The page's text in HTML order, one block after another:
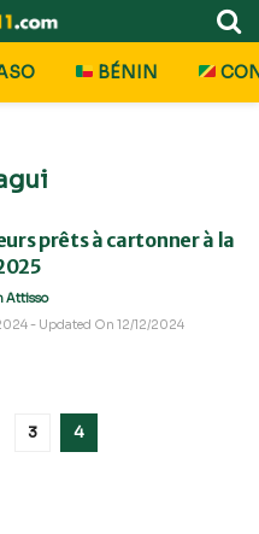
BÉNIN
prêts à cartonner à la
Attisso
- Updated On 12/12/2024
3 4